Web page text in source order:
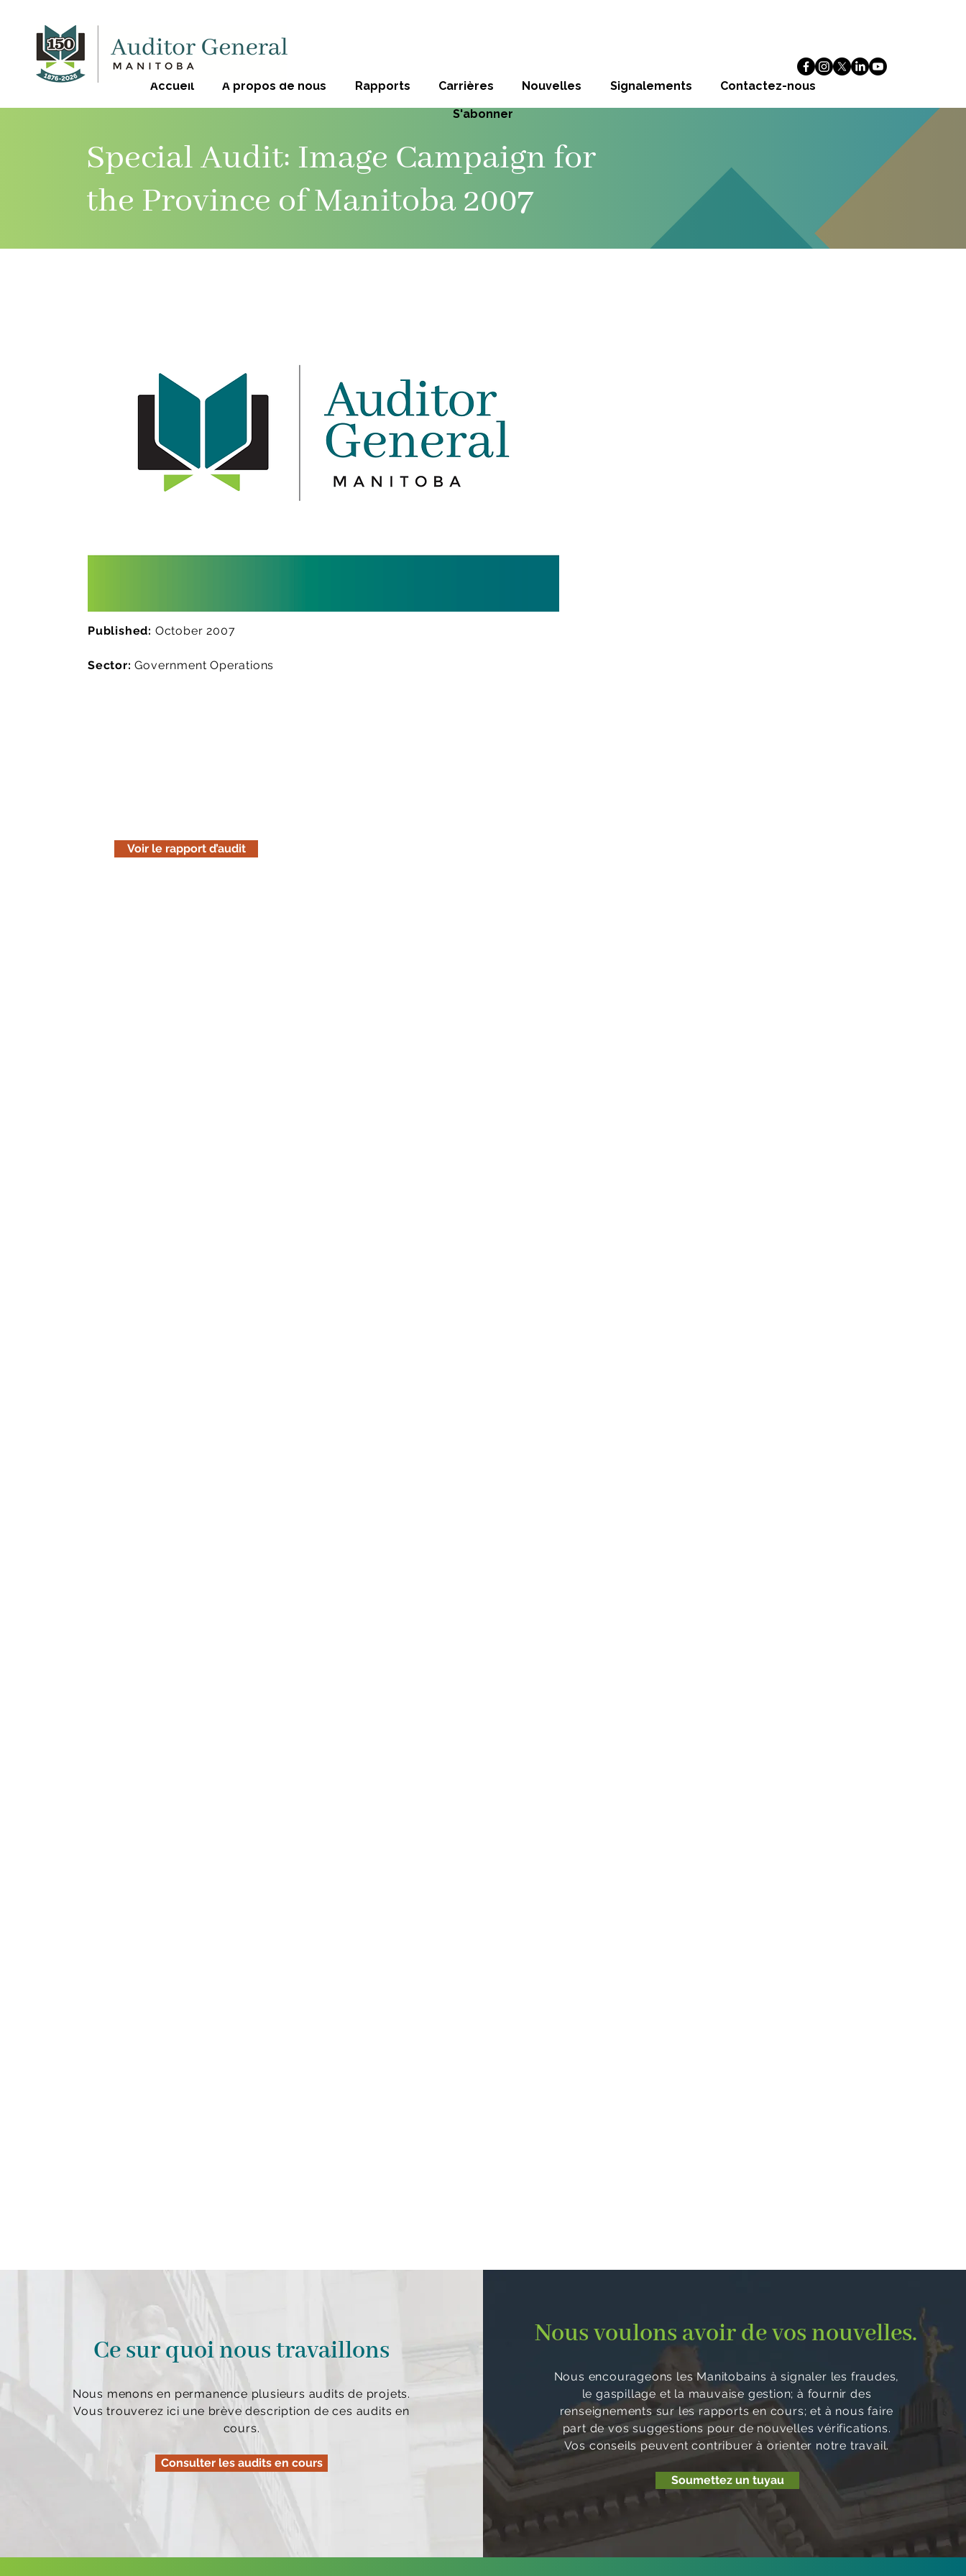
Accueil À propos de nous Rapports Carrières Nouvelles Signalements Contactez-nous
S'abonner
Special Audit: Image Campaign for
the Province of Manitoba 2007
Published: October 2007
Sector: Government Operations
Voir le rapport d’audit
Ce sur quoi nous travaillons
Nous menons en permanence plusieurs audits de projets.
Vous trouverez ici une brève description de ces audits en
cours.
Consulter les audits en cours
Nous voulons avoir de vos nouvelles.
Nous encourageons les Manitobains à signaler les fraudes,
le gaspillage et la mauvaise gestion; à fournir des
renseignements sur les rapports en cours; et à nous faire
part de vos suggestions pour de nouvelles vérifications.
Vos conseils peuvent contribuer à orienter notre travail.
Soumettez un tuyau